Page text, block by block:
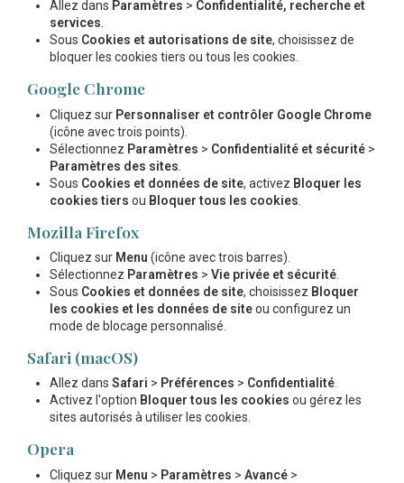
Allez dans Paramètres > Confidentialité, recherche et
services
Sous Cookies et autorisations de site, choisissez de
bloquer les cookies tiers ou tous les cookies.
Google Chrome
Cliquez sur Personnaliser et contrôler Google Chrome
(icône avec trois points).
Sélectionnez Paramètres > Confidentialité et sécurité >
Paramètres des sites
Sous Cookies et données de site, activez Bloquer les
cookies tiers ou Bloquer tous les cookies
Mozilla Firefox
Cliquez sur Menu (icône avec trois barres).
Sélectionnez Paramètres >Vie privée et sécurité
Sous Cookies et données de site, choisissez Bloquer
les cookies et les données de siteou configurez un
mode de blocage personnalisé.
Safari (macOS)
Allez dansSafari > Préférences > Confidentialité.
Activez l'option Bloquer tous les cookies ou gérez les
sites autorisés à utiliser les cookies.
Opera
Cliquez sur Menu > Paramètres >Avancé >